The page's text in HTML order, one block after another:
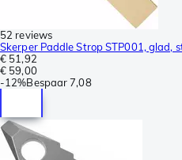
52 reviews
Skerper Paddle Strop STP001, glad,
€ 51,92
€ 59,00
-12%Bespaar 7,08